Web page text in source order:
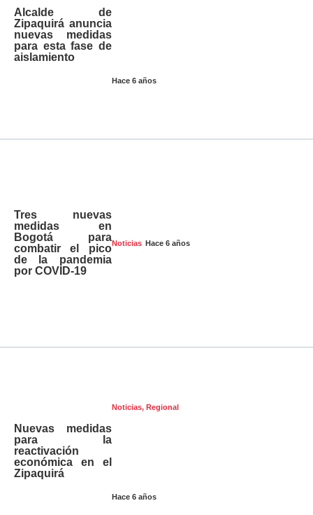
Hace 6 años
Alcalde de
Zipaquirá anuncia
nuevas medidas
para esta fase de
aislamiento
Noticias Hace 6 años
Tres nuevas
medidas en
Bogotá para
combatir el pico
de la pandemia
por COVID-19
Noticias, Regional
Hace 6 años
Nuevas medidas
para la
reactivación
económica en el
Zipaquirá